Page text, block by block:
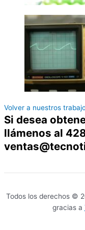
Volver a nuestros
Si desea
llámenos al
Todos los derechos ©
gracias a